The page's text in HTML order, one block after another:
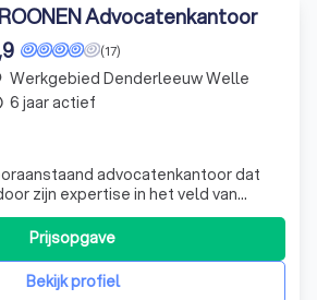
Advocatenkantoor
(17)
advocatenkantoor dat
zijn expertise in het veld van
Wij zijn toegewijd aan het
juridische diensten, met een
en integriteit. Onze
op een
Bekijk profiel
Prijsopgave
Werkgebied Denderleeuw Welle
6 jaar actief